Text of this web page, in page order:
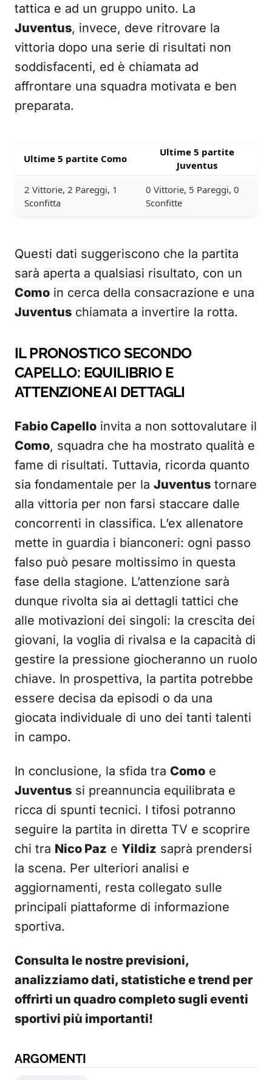
tattica e ad un gruppo unito. La
Juventus, invece, deve ritrovare la
vittoria dopo una serie di risultati non
soddisfacenti, ed è chiamata ad
affrontare una squadra motivata e ben
preparata.
Ultime 5 partite Como
Ultime 5 partite
Juventus
2 Vittorie, 2 Pareggi, 1
Sconfitta
0 Vittorie, 5 Pareggi, 0
Sconfitte
Questi dati suggeriscono che la partita
sarà aperta a qualsiasi risultato, con un
Como in cerca della consacrazione e una
Juventus chiamata a invertire la rotta.
IL PRONOSTICO SECONDO
CAPELLO: EQUILIBRIO E
ATTENZIONE AI DETTAGLI
Fabio Capello invita a non sottovalutare il
Como, squadra che ha mostrato qualità e
fame di risultati. Tuttavia, ricorda quanto
sia fondamentale per la Juventus tornare
alla vittoria per non farsi staccare dalle
concorrenti in classifica. L’ex allenatore
mette in guardia i bianconeri: ogni passo
falso può pesare moltissimo in questa
fase della stagione. L’attenzione sarà
dunque rivolta sia ai dettagli tattici che
alle motivazioni dei singoli: la crescita dei
giovani, la voglia di rivalsa e la capacità di
gestire la pressione giocheranno un ruolo
chiave. In prospettiva, la partita potrebbe
essere decisa da episodi o da una
giocata individuale di uno dei tanti talenti
in campo.
In conclusione, la sfida tra Como e
Juventus si preannuncia equilibrata e
ricca di spunti tecnici. I tifosi potranno
seguire la partita in diretta TV e scoprire
chi tra Nico Paz e Yildiz saprà prendersi
la scena. Per ulteriori analisi e
aggiornamenti, resta collegato sulle
principali piattaforme di informazione
sportiva.
Consulta le nostre previsioni,
analizziamo dati, statistiche e trend per
offrirti un quadro completo sugli eventi
sportivi più importanti!
ARGOMENTI